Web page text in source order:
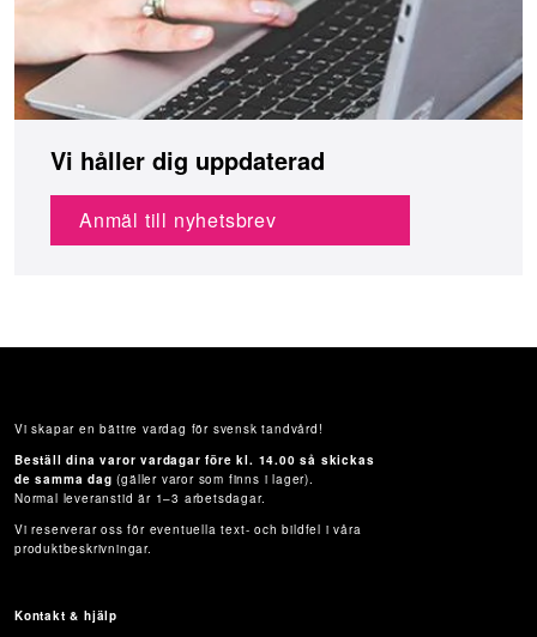
Vi håller dig uppdaterad
Anmäl till nyhetsbrev
Vi skapar en bättre vardag för svensk tandvård!
Beställ dina varor vardagar före kl. 14.00 så skickas
de samma dag(gäller varor som finns i lager).
Normal leveranstid är 1–3 arbetsdagar.
Vi reserverar oss för eventuella text- och bildfel i våra
produktbeskrivningar.
Kontakt & hjälp